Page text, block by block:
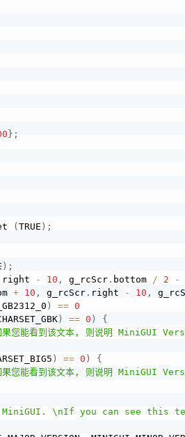
} ;
( TRUE ) ;
) ;
right - 10 , g_rcScr . bottom / 2 -
+ 10 , g_rcScr . right - 10 ,
) == 0
) == 0 )
{
您能看到该文本, 则说明 MiniGUI
) == 0 )
{
您能看到该文本, 则说明 MiniGUI
\nIf you can see this